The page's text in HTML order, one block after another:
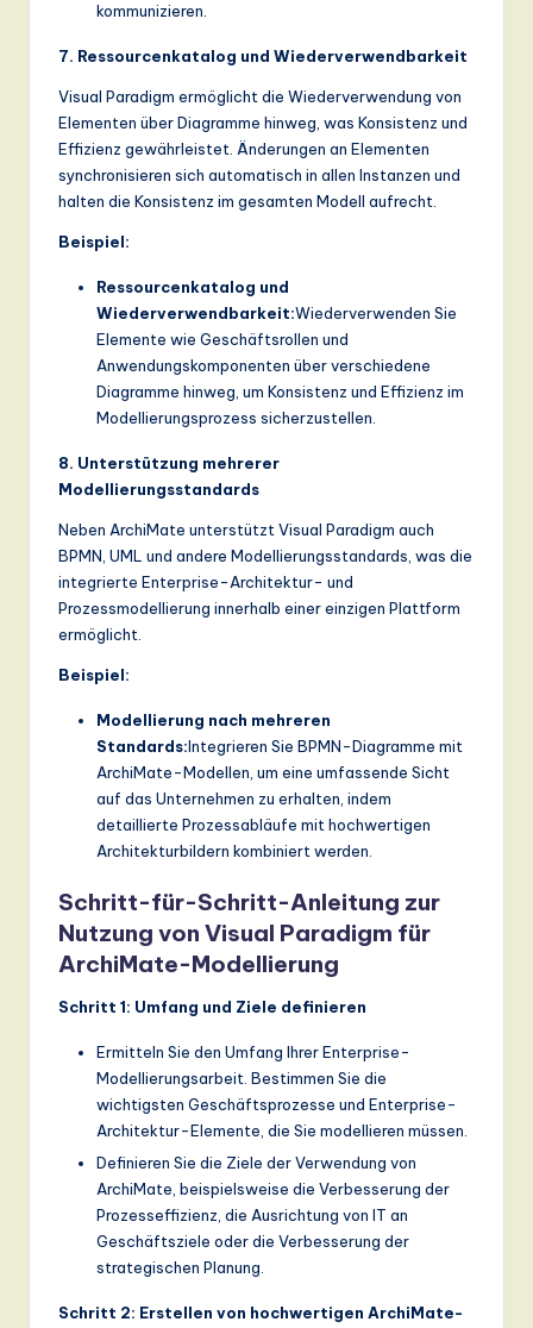
kommunizieren.
7. Ressourcenkatalog und Wiederverwendbarkeit
Visual Paradigm ermöglicht die Wiederverwendung von
Elementen über Diagramme hinweg, was Konsistenz und
Effizienz gewährleistet. Änderungen an Elementen
synchronisieren sich automatisch in allen Instanzen und
halten die Konsistenz im gesamten Modell aufrecht.
Beispiel:
Ressourcenkatalog und
Wiederverwendbarkeit:Wiederverwenden Sie
Elemente wie Geschäftsrollen und
Anwendungskomponenten über verschiedene
Diagramme hinweg, um Konsistenz und Effizienz im
Modellierungsprozess sicherzustellen.
8. Unterstützung mehrerer
Modellierungsstandards
Neben ArchiMate unterstützt Visual Paradigm auch
BPMN, UML und andere Modellierungsstandards, was die
integrierte Enterprise-Architektur- und
Prozessmodellierung innerhalb einer einzigen Plattform
ermöglicht.
Beispiel:
Modellierung nach mehreren
Standards:Integrieren Sie BPMN-Diagramme mit
ArchiMate-Modellen, um eine umfassende Sicht
auf das Unternehmen zu erhalten, indem
detaillierte Prozessabläufe mit hochwertigen
Architekturbildern kombiniert werden.
Schritt-für-Schritt-Anleitung zur
Nutzung von Visual Paradigm für
ArchiMate-Modellierung
Schritt 1: Umfang und Ziele definieren
Ermitteln Sie den Umfang Ihrer Enterprise-
Modellierungsarbeit. Bestimmen Sie die
wichtigsten Geschäftsprozesse und Enterprise-
Architektur-Elemente, die Sie modellieren müssen.
Definieren Sie die Ziele der Verwendung von
ArchiMate, beispielsweise die Verbesserung der
Prozesseffizienz, die Ausrichtung von IT an
Geschäftsziele oder die Verbesserung der
strategischen Planung.
Schritt 2: Erstellen von hochwertigen ArchiMate-